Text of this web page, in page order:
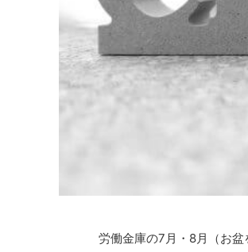
労働金庫の7月・8月（お盆